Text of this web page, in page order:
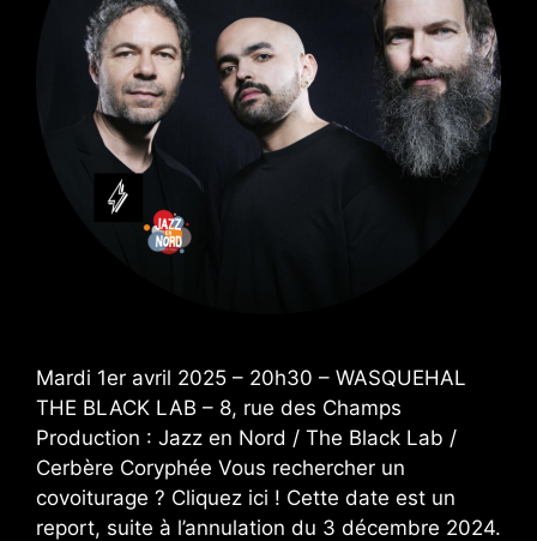
Mardi 1er avril 2025 – 20h30 – WASQUEHAL
THE BLACK LAB – 8, rue des Champs
Production : Jazz en Nord / The Black Lab /
Cerbère Coryphée Vous rechercher un
covoiturage ? Cliquez ici ! Cette date est un
report, suite à l’annulation du 3 décembre 2024.